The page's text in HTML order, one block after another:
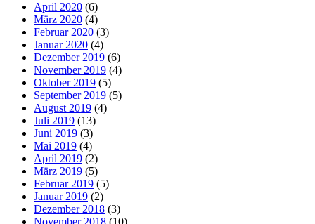
April 2020 (6)
März 2020 (4)
Februar 2020 (3)
Januar 2020 (4)
Dezember 2019 (6)
November 2019 (4)
Oktober 2019 (5)
September 2019 (5)
August 2019 (4)
Juli 2019 (13)
Juni 2019 (3)
Mai 2019 (4)
April 2019 (2)
März 2019 (5)
Februar 2019 (5)
Januar 2019 (2)
Dezember 2018 (3)